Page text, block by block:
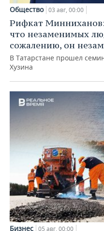
Общество 03 авг, 00:00
Рифкат
что незаменимых
сожалению, он
В Татарстане прошел
Хузина
Бизнес 05 авг, 00:00